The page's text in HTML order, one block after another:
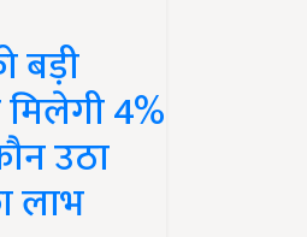
बड़ी
4%
उठा
लाभ